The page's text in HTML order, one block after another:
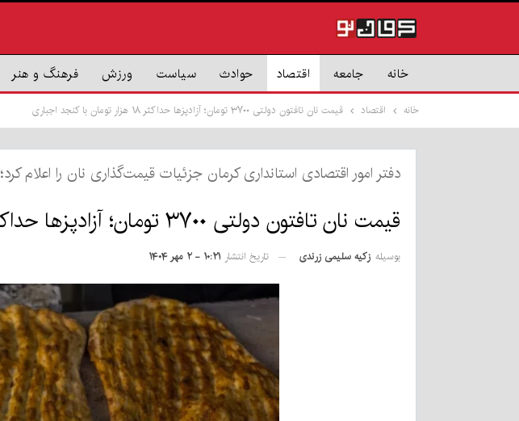
خانه جامعه اقتصاد حوادث سیاست ورزش فرهنگ و هنر
خانه اقتصاد قیمت نان تافتون دولتی ۳۷۰۰ تومان؛ آزادپزها حداکثر ۱۸ هزار تومان با کنجد اجباری
دفتر امور اقتصادی استانداری کرمان جزئیات قیمت‌گذاری نان را اعلام کرد؛
قیمت نان تافتون دولتی ۳۷۰۰ تومان؛ آزادپزها حداکثر ۱۸ هزار تومان با کنجد اجباری
بوسیله زکیه سلیمی زرندی تاریخ انتشار ۱۰:۲۱ - ۲ مهر ۱۴۰۴